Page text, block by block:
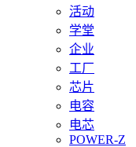
活动
学堂
企业
工厂
芯片
电容
电芯
POWER-Z